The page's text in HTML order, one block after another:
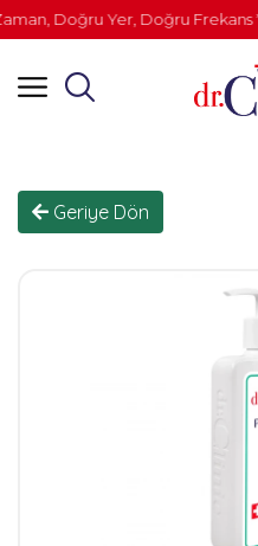
Doğru Yer, Doğru Frekans ***
Geriye Dön